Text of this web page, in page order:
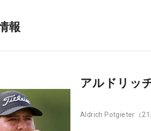
報
アルドリッ
Aldrich Potgieter （